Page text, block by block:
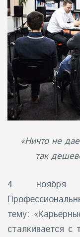
«Ничто не
так
4 ноября
тему:
сталкивается с